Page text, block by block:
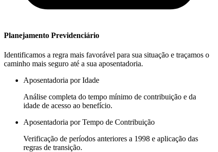
Planejamento Previdenciário
Identificamos a regra mais favorável para sua situação e traçamos o
caminho mais seguro até a sua aposentadoria.
Aposentadoria por Idade
Análise completa do tempo mínimo de contribuição e da
idade de acesso ao benefício.
Aposentadoria por Tempo de Contribuição
Verificação de períodos anteriores a 1998 e aplicação das
regras de transição.